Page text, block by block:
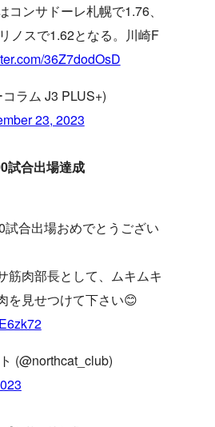
コンサドーレ札幌で1.76、
ノスで1.62となる。川崎F
36Z7dodOsD
ラム J3 PLUS+)
23, 2023
試合出場達成
合出場おめでとうござい
筋肉部長として、ムキムキ
を見せつけて下さい😊
(@northcat_club)